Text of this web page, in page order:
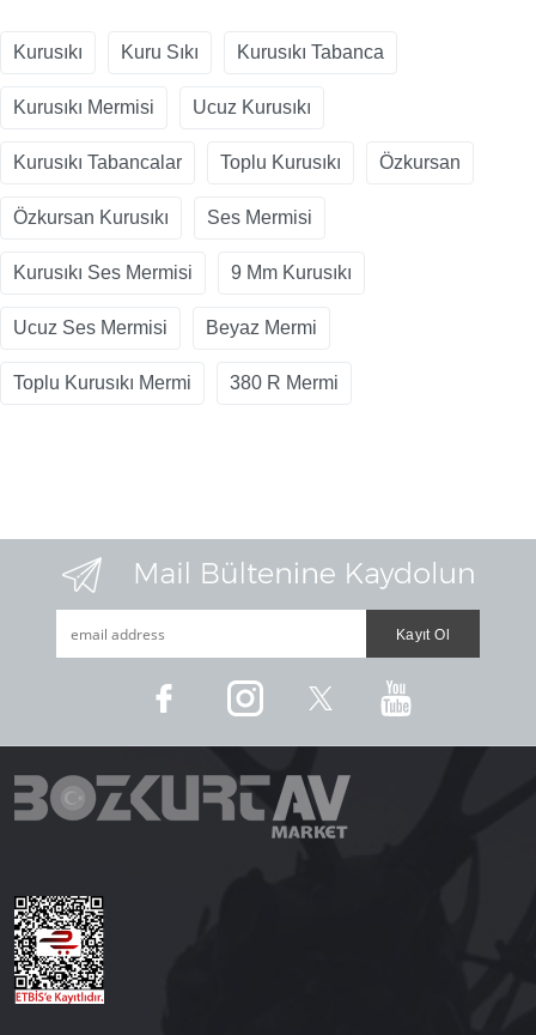
Kurusıkı Kuru Sıkı Kurusıkı Tabanca
Kurusıkı Mermisi Ucuz Kurusıkı
Kurusıkı Tabancalar Toplu Kurusıkı Özkursan
Özkursan Kurusıkı Ses Mermisi
Kurusıkı Ses Mermisi 9 Mm Kurusıkı
Ucuz Ses Mermisi Beyaz Mermi
Toplu Kurusıkı Mermi 380 R Mermi